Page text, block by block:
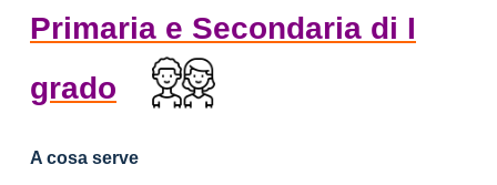
Primaria e Secondaria di I
grado
A cosa serve